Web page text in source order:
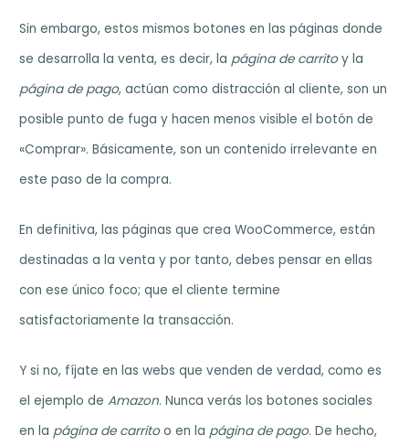
Sin embargo, estos mismos botones en las páginas donde
se desarrolla la venta, es decir, la página de carritoy la
página de pago, actúan como distracción al cliente, son un
posible punto de fuga y hacen menos visible el botón de
«Comprar». Básicamente, son un contenido irrelevante en
este paso de la compra.
En definitiva, las páginas que crea WooCommerce, están
destinadas a la venta y por tanto, debes pensar en ellas
con ese único foco; que el cliente termine
satisfactoriamente la transacción.
Y si no, fíjate en las webs que venden de verdad, como es
el ejemplo deAmazon. Nunca verás los botones sociales
en la página de carritoo en la página de pago. De hecho,